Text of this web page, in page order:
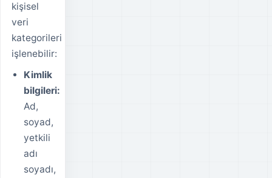
kişisel
veri
kategorileri
işlenebilir:
Kimlik
bilgileri:
Ad,
soyad,
yetkili
adı
soyadı,